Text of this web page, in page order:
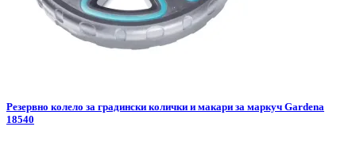
Резервно колело за градински колички и макари за маркуч Gardena
18540